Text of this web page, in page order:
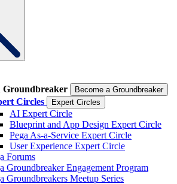
Groundbreaker Become a Groundbreaker
Circles Expert Circles
AI Expert Circle
Blueprint and App Design Expert Circle
Pega As-a-Service Expert Circle
User Experience Expert Circle
Forums
Groundbreaker Engagement Program
Groundbreakers Meetup Series